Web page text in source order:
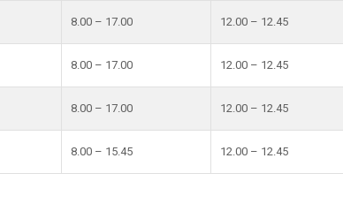
8.00 – 17.00 12.00 – 12.45
8.00 – 17.00 12.00 – 12.45
8.00 – 17.00 12.00 – 12.45
8.00 – 15.45 12.00 – 12.45